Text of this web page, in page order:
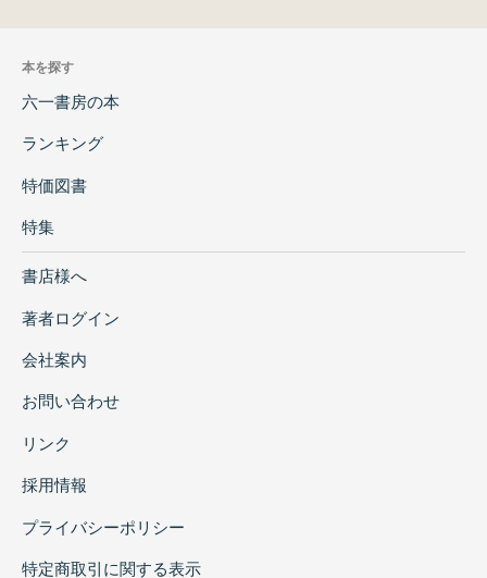
本を探す
六一書房の本
ランキング
特価図書
特集
書店様へ
著者ログイン
会社案内
お問い合わせ
リンク
採用情報
プライバシーポリシー
特定商取引に関する表示